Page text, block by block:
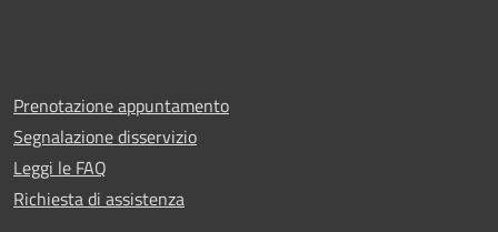
Prenotazione appuntamento
Segnalazione disservizio
Leggi le FAQ
Richiesta di assistenza